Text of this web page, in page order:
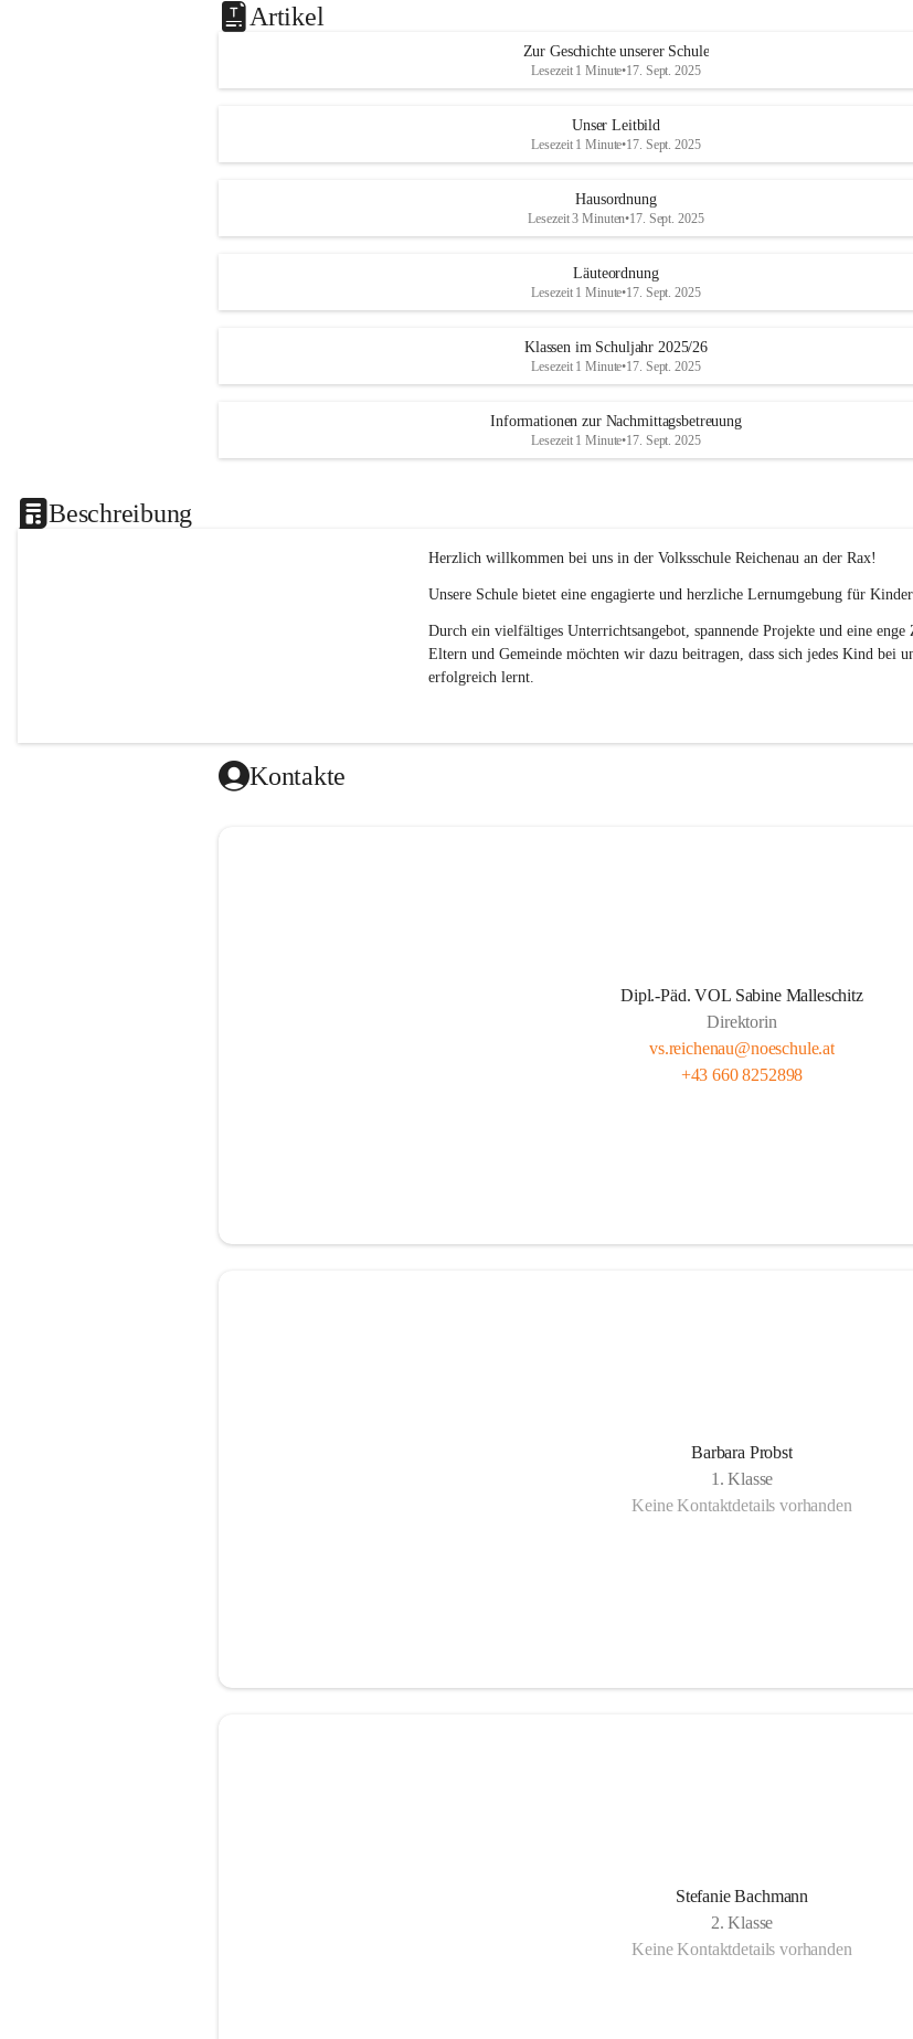
Artikel
Zur Geschichte unserer Schule
Lesezeit 1 Minute•17. Sept. 2025
Unser Leitbild
Lesezeit 1 Minute•17. Sept. 2025
Hausordnung
Lesezeit 3 Minuten•17. Sept. 2025
Läuteordnung
Lesezeit 1 Minute•17. Sept. 2025
Klassen im Schuljahr 2025/26
Lesezeit 1 Minute•17. Sept. 2025
Informationen zur Nachmittagsbetreuung
Lesezeit 1 Minute•17. Sept. 2025
Beschreibung
Herzlich willkommen bei uns in der Volksschule Reichenau an der Rax!
Unsere Schule bietet eine engagierte und herzliche Lernumgebung für
Durch ein vielfältiges Unterrichtsangebot, spannende Projekte und eine enge
Eltern und Gemeinde möchten wir dazu beitragen, dass sich jedes Kind bei
erfolgreich lernt.
Kontakte
Dipl.-Päd. VOL Sabine Malleschitz
Direktorin
vs.reichenau@noeschule.at
+43 660 8252898
Barbara Probst
1. Klasse
Keine Kontaktdetails vorhanden
Stefanie Bachmann
2. Klasse
Keine Kontaktdetails vorhanden